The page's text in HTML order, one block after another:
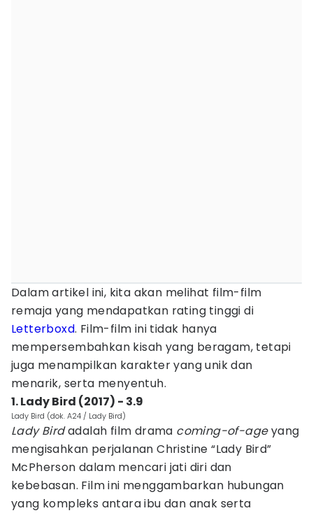
Dalam artikel ini, kita akan melihat film-film
remaja yang mendapatkan rating tinggi di
Letterboxd. Film-film ini tidak hanya
mempersembahkan kisah yang beragam, tetapi
juga menampilkan karakter yang unik dan
menarik, serta menyentuh.
1. Lady Bird (2017) - 3.9
Lady Bird (dok. A24 / Lady Bird)
Lady Birdadalah film drama coming-of-ageyang
mengisahkan perjalanan Christine “Lady Bird”
McPherson dalam mencari jati diri dan
kebebasan. Film ini menggambarkan hubungan
yang kompleks antara ibu dan anak serta